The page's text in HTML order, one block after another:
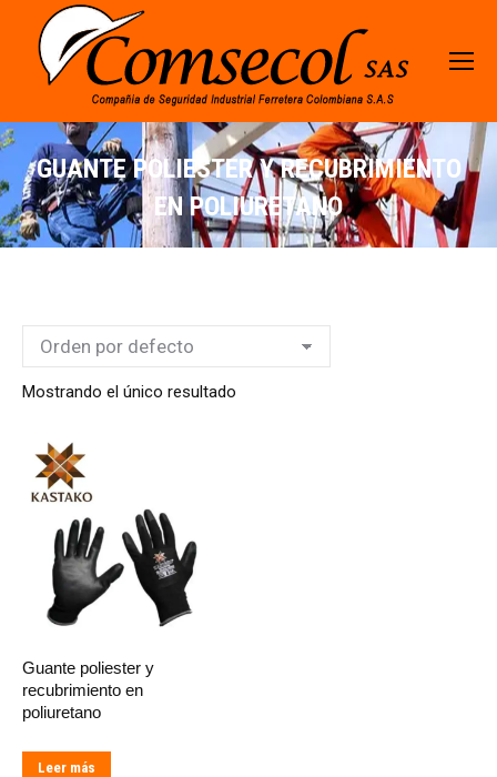
GUANTE POLIESTER Y RECUBRIMIENTO
EN POLIURETANO
Mostrando el único resultado
Guante poliester y
recubrimiento en
poliuretano
Leer más